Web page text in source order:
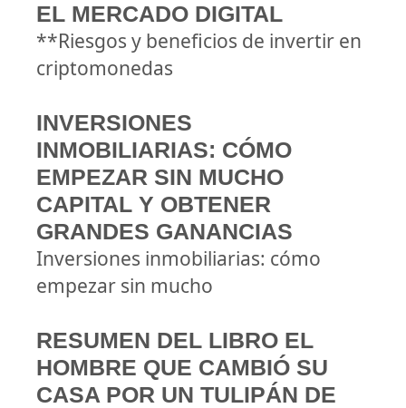
EL MERCADO DIGITAL
**Riesgos y beneficios de invertir en
criptomonedas
INVERSIONES
INMOBILIARIAS: CÓMO
EMPEZAR SIN MUCHO
CAPITAL Y OBTENER
GRANDES GANANCIAS
Inversiones inmobiliarias: cómo
empezar sin mucho
RESUMEN DEL LIBRO EL
HOMBRE QUE CAMBIÓ SU
CASA POR UN TULIPÁN DE